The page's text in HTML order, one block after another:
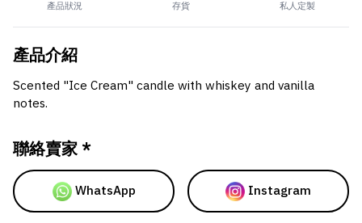
產品狀況 存貨 私人定製
產品介紹
Scented "Ice Cream" candle with whiskey and vanilla
notes.
聯絡賣家 *
WhatsApp Instagram